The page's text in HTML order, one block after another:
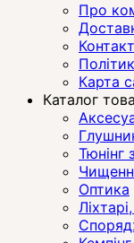
Про
Карта
Каталог
Тюнінг
Оптика